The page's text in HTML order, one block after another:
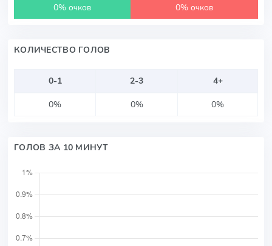
0% очков
0% очков
КОЛИЧЕСТВО ГОЛОВ
0-1 2-3
4+
0%
0% 0%
ГОЛОВ ЗА 10 МИНУТ